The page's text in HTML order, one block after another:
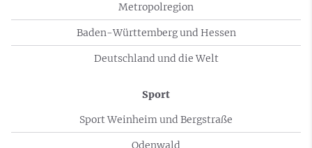
Metropolregion
Baden-Württemberg und Hessen
Deutschland und die Welt
Sport
Sport Weinheim und Bergstraße
Odenwald